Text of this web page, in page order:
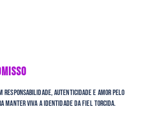
responsabilidade, autenticidade e amor pelo
manter viva a identidade da fiel torcida.